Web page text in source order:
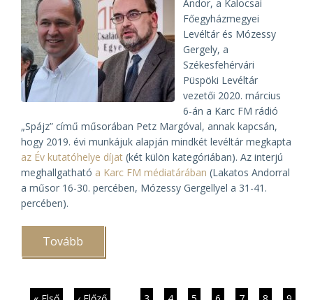
Andor, a Kalocsai
Főegyházmegyei
Levéltár és Mózessy
Gergely, a
Székesfehérvári
Püspöki Levéltár
vezetői 2020. március
6-án a Karc FM rádió
„Spájz” című műsorában Petz Margóval, annak kapcsán,
hogy 2019. évi munkájuk alapján mindkét levéltár megkapta
az Év kutatóhelye díjat (két külön kategóriában). Az interjú
meghallgatható a Karc FM médiatárában (Lakatos Andorral
a műsor 16-30. percében, Mózessy Gergellyel a 31-41.
percében).
Tovább
a
FM